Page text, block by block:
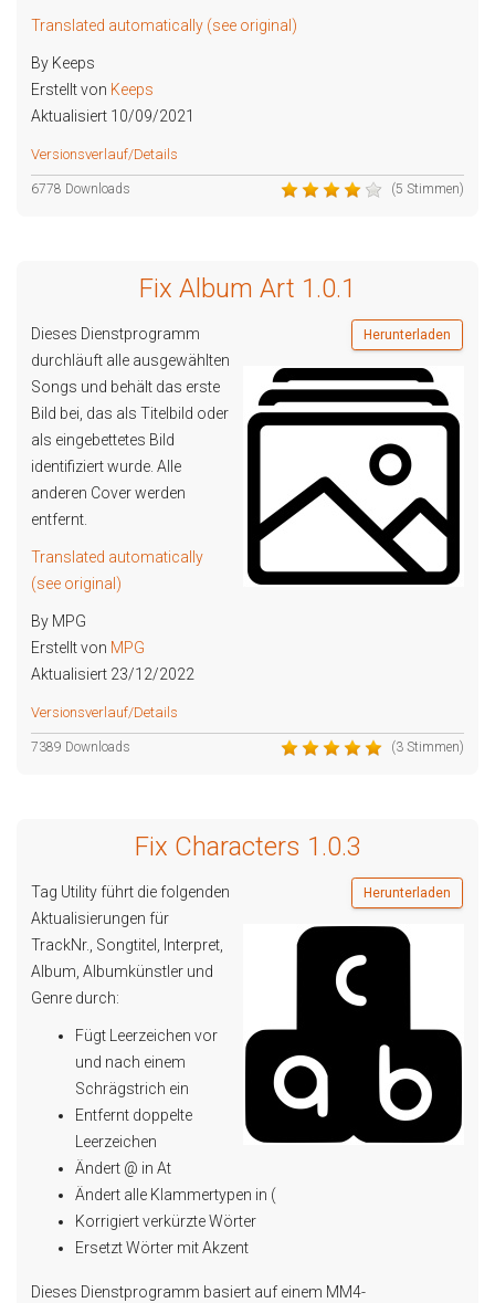
Translated automatically (see original)
By Keeps
Erstellt von Keeps
Aktualisiert 10/09/2021
Versionsverlauf/Details
(5 Stimmen)
6778 Downloads
Fix Album Art 1.0.1
Herunterladen
Dieses Dienstprogramm
durchläuft alle ausgewählten
Songs und behält das erste
Bild bei, das als Titelbild oder
als eingebettetes Bild
identifiziert wurde. Alle
anderen Cover werden
entfernt.
Translated automatically
(see original)
By MPG
Erstellt von MPG
Aktualisiert 23/12/2022
Versionsverlauf/Details
(3 Stimmen)
7389 Downloads
Fix Characters 1.0.3
Herunterladen
Tag Utility führt die folgenden
Aktualisierungen für
TrackNr., Songtitel, Interpret,
Album, Albumkünstler und
Genre durch:
Fügt Leerzeichen vor
und nach einem
Schrägstrich ein
Entfernt doppelte
Leerzeichen
Ändert @ in At
Ändert alle Klammertypen in (
Korrigiert verkürzte Wörter
Ersetzt Wörter mit Akzent
Dieses Dienstprogramm basiert auf einem MM4-